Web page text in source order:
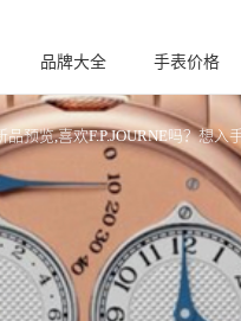
腕
品牌大全 手表价格
品预览,喜欢F.P.JOURNE吗？想